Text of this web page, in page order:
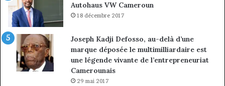
Autohaus VW Cameroun
18 décembre 2017
Joseph Kadji Defosso, au-delà d’une
marque déposée le multimilliardaire est
une légende vivante de l’entrepreneuriat
Camerounais
29 mai 2017